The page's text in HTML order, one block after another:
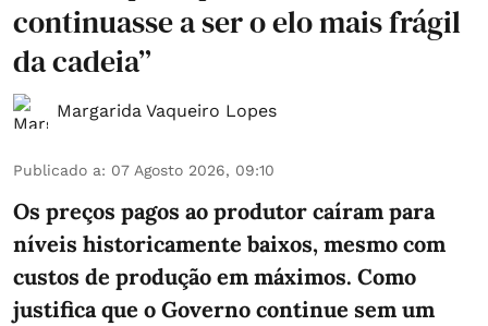
continuasse a ser o elo mais frágil
da cadeia”
Margarida Vaqueiro Lopes
Publicado a: 07 Agosto 2026, 09:10
Os preços pagos ao produtor caíram para
níveis historicamente baixos, mesmo com
custos de produção em máximos. Como
justifica que o Governo continue sem um